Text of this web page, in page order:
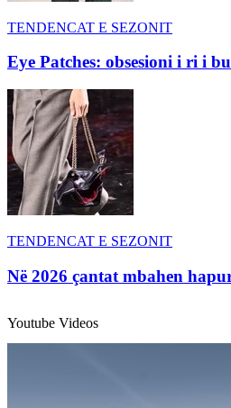
TENDENCAT E SEZONIT
Eye Patches: obsesioni i ri i
TENDENCAT E SEZONIT
Në 2026 çantat mbahen
Youtube Videos